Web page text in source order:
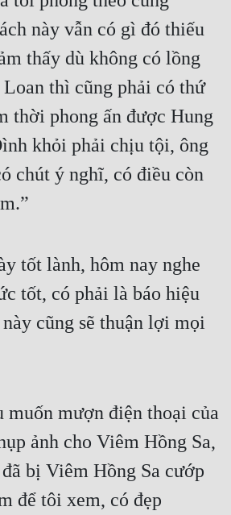
này vẫn có gì đó thiếu
thấy dù không có lồng
thì cũng phải có thứ
thời phong ấn được Hung
khỏi phải chịu tội, ông
chút ý nghĩ, có điều còn
tốt lành, hôm nay nghe
tốt, có phải là báo hiệu
cũng sẽ thuận lợi mọi
muốn mượn điện thoại của
ảnh cho Viêm Hồng Sa,
bị Viêm Hồng Sa cướp
để tôi xem, có đẹp